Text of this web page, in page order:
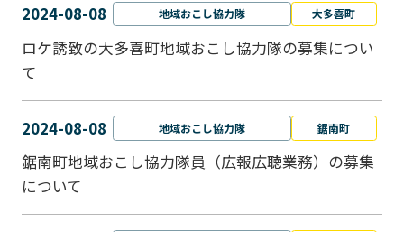
2024-08-08 地域おこし協力隊 大多喜町
ロケ誘致の大多喜町地域おこし協力隊の募集につい
て
2024-08-08 地域おこし協力隊 鋸南町
鋸南町地域おこし協力隊員（広報広聴業務）の募集
について